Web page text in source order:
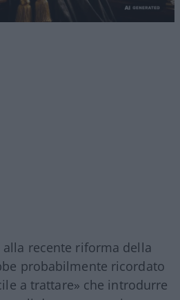
alla recente riforma della
probabilmente ricordato
a trattare» che introdurre